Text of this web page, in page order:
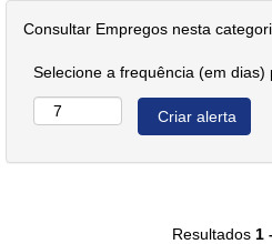
Consultar Empregos nesta
Selecione a frequência (em
Resultados 1